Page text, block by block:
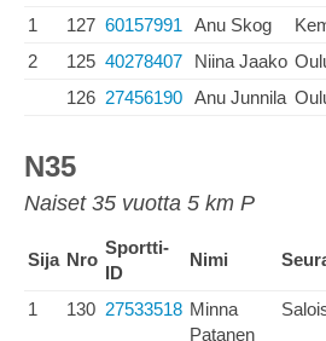
1
127 60157991 Anu Skog
2
125 40278407 Niina Jaako
126 27456190 Anu Junnila
N35
Naiset 35 vuotta 5 km P
Sija Nro
Sportti-
ID
Nimi
1 130 27533518 Minna
Patanen